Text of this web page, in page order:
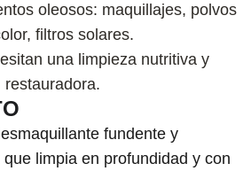
oleosos: maquillajes, polvos
filtros solares.
una limpieza nutritiva y
restauradora.
fundente y
limpia en profundidad y con